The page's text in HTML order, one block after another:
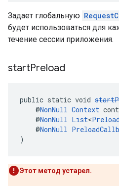
Задает глобальную
будет использоваться для
течение сессии приложения.
startPreload
public static void
@NonNull Context
@NonNull List<
@NonNull
)
Этот метод устарел.